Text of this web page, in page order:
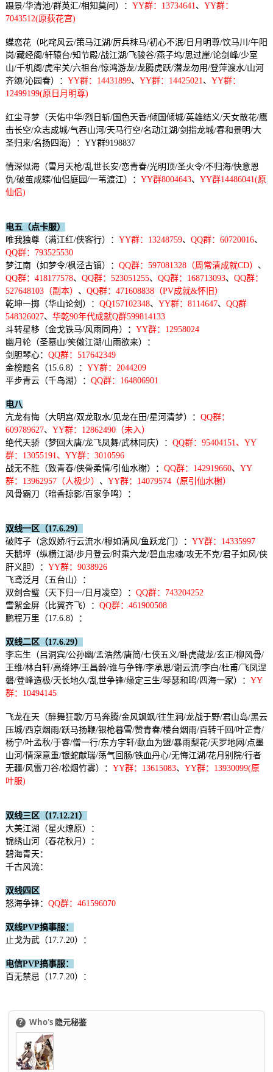
蹑景/华清池/群英汇/相知莫问）： YY群：13734641 、 YY群：
7043512(原荻花宫)
蝶恋花（叱咤风云/策马江湖/厉兵秣马/初心不泯/日月明尊/饮马川/午阳
岗/藏经阁/轩辕台/知节殿/战江湖/飞骏谷/燕子坞/思过崖/论剑峰/少室
山/千机阁/虎牢关/六祖台/惊鸿游龙/龙腾虎跃/潜龙勿用/登萍渡水/山河
齐颂/沁园春）： YY群：14431899、 YY群：14425021 、 YY群：
12499199(原日月明尊)
红尘寻梦（天佑中华/烈日斩/国色天香/倾国倾城/英雄结义/天女散花/鹰
击长空/众志成城/气吞山河/天马行空/名动江湖/剑指龙城/春和景明/大
圣归来/名扬四海）：YY群9198837
情深似海（雪月天枪/乱世长安/恋青春/光明顶/圣火令/不归海/快意恩
仇/破茧成蝶/仙侣庭园/一苇渡江）： YY群8004643、 YY群14486041(原
仙侣)
电五（点卡服）
唯我独尊（满江红/侠客行）： YY群：13248759、 QQ群： 60720016、
QQ群： 793525530
梦江南（如梦令/枫泾古镇）： QQ群：597081328（周常清成就CD） 、
QQ群：418177578、 QQ群：523051255、 QQ群：168713093、 QQ群：
527648103（副本） 、 QQ群：471608838（PV成就&怀旧）
乾坤一掷（华山论剑）： QQ157102348、 YY群：8114647、 QQ群
548326027、 华乾90年代成就Q群599814133
斗转星移（金戈铁马/风雨同舟）： YY群：12958024
幽月轮（圣墓山/笑傲江湖/山雨欲来）：
剑胆琴心： QQ群：517642349
金榜题名（15.6.8）： YY群：2044209
平步青云（千岛湖）： QQ群：164806901
电八
亢龙有悔（大明宫/双龙取水/见龙在田/星河清梦）： QQ群：
609789627、​ YY群：12862490（未入）
绝代天骄（梦回大唐/龙飞凤舞/武林同庆）： QQ群：95404151、YY
群：13055191、YY群：3010596
战无不胜（致青春/侠骨柔情/引仙水榭）： QQ群：142919660、 YY
群：13962957（人极少） 、 YY群：14079574（原引仙水榭）
风骨霸刀（暗香掠影/百家争鸣）：
双线一区（17.6.29）
破阵子（念奴娇/行云流水/穆如清风/鱼跃龙门）： YY群：14335997
天鹅坪（纵横江湖/步月登云/时乘六龙/碧血忠魂/攻无不克/君子如风/侠
肝义胆）： YY群：9038926
飞鸢泛月（五台山）：
双剑合璧（天下归一/日月凌空）： QQ群：743204252
雪絮金屏（比翼齐飞）： QQ群：461900508
鹏程万里（17.6.8）：
双线二区（17.6.29）
李忘生（吕洞宾/公孙幽/孟浩然/唐简/七侠五义/卧虎藏龙/玄正/柳风骨/
王维/林白轩/高绛婷/王昌龄/谁与争锋/李承恩/谢云流/李白/杜甫/飞凤涅
磐/登峰造极/天长地久/乱世争锋/缘定三生/琴瑟和鸣/四海一家）： YY
群：10494145
飞龙在天（醉舞狂歌/万马奔腾/金风飒飒/往生涧/龙战于野/君山岛/黑云
压城/西京烟雨/跃马扬鞭/银枪暮雪/赞青春/楼台烟雨/百转千回/叶芷青/
杨宁/叶孟秋/于睿/僧一行/东方宇轩/歃血为盟/暴雨梨花/天罗地网/点墨
山河/情深意重/银蛇献瑞/荡气回肠/铁血丹心/无悔江湖/花月别院/行者
无疆/风雷刀谷/松烟竹雾）： YY群：13615083、 YY群：13930099(原
叶服)
双线三区（17.12.21）
大美江湖（星火燎原）：
锦绣山河（春花秋月）：
碧海青天：
千古风流：
双线四区
怒海争锋： QQ群：461596070
双线PVP搞事服：
止戈为武（17.7.20）：
电信PVP搞事服：
百无禁忌（17.7.20）：
? Who's 隐元秘鉴